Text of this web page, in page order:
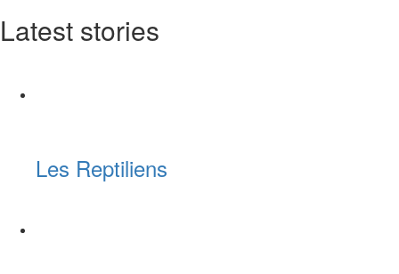
Latest stories
Les Reptiliens